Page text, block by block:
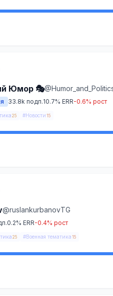
Юмор 🎭
33.8k подп.10.7% ERR-0.6% рост
25 #Новости 15
@ruslankurbanovTG
0.2% ERR-0.4% рост
25 #Военная тематика 15